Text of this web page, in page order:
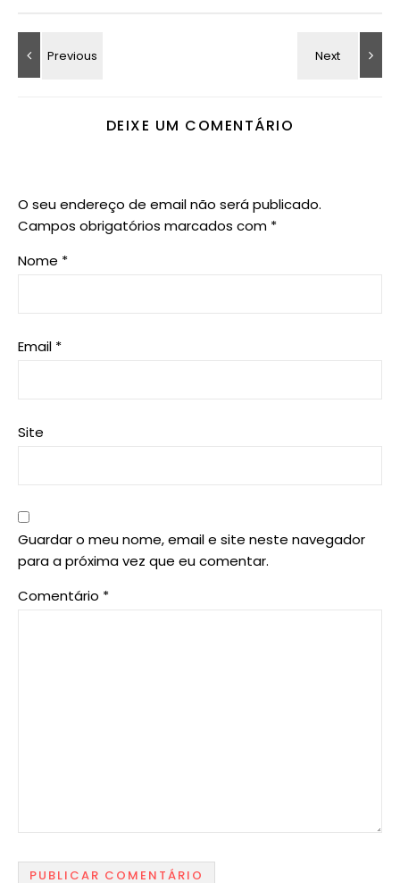
DEIXE UM COMENTÁRIO
O seu endereço de email não será publicado.
Campos obrigatórios marcados com *
Nome *
Email *
Site
Guardar o meu nome, email e site neste navegador
para a próxima vez que eu comentar.
Comentário *